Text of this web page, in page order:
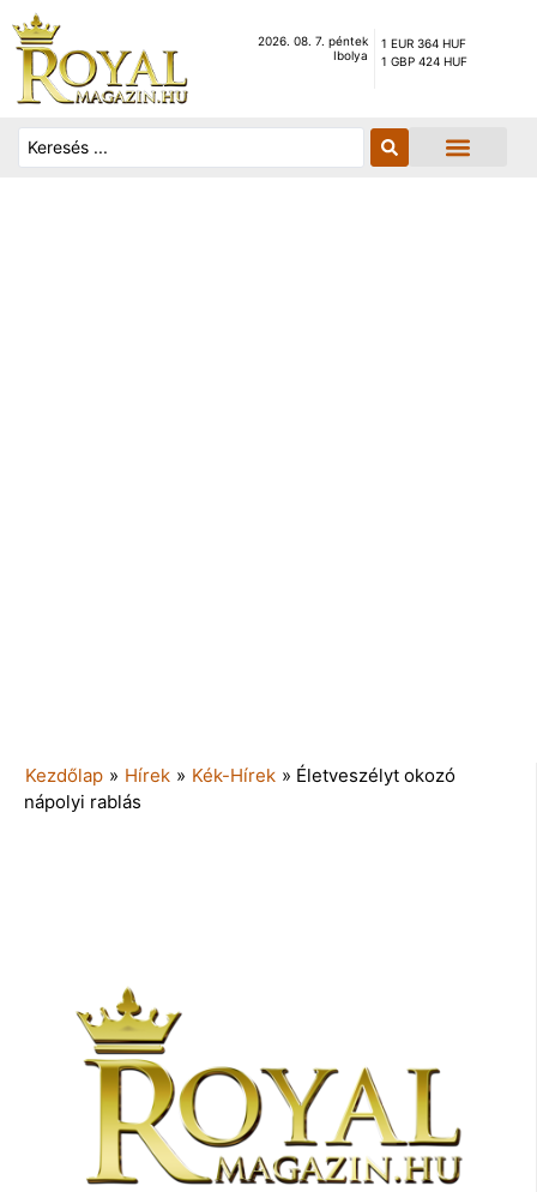
2026. 08. 7. péntek
Ibolya
1 EUR 364 HUF
1 GBP 424 HUF
Kezdőlap » Hírek » Kék-Hírek » Életveszélyt okozó
nápolyi rablás